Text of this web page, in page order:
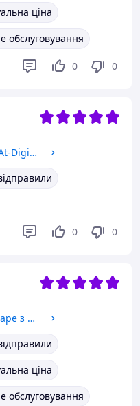
ціна
обслуговування
0 0
Панама MilTec Cotton Rip-Stop At-Digital піксель 12325070 - розмір 2ХL
0 0
Надувна подушка для шиї U-Shape з швидким накачуванням , сіра легка, м яка та зручна в подорожах KT7006262
ціна
обслуговування